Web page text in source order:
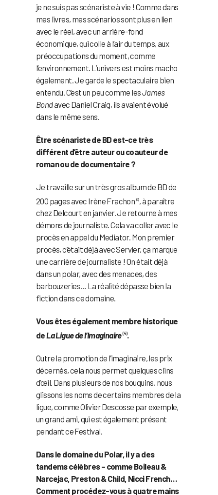
je ne suis pas scénariste à vie ! Comme dans
mes livres, mes scénarios sont plus en lien
avec le réel, avec un arrière-fond
économique, qui colle à l’air du temps, aux
préoccupations du moment, comme
l’environnement. L’univers est moins macho
également. Je garde le spectaculaire bien
entendu. C’est un peu comme lesJames
Bondavec Daniel Craig, ils avaient évolué
dans le même sens.
Être scénariste de BD est-ce très
différent d’être auteur ou coauteur de
roman ou de documentaire ?
Je travaille sur un très gros album de BD de
200 pages avec Irène Frachon (3), à paraître
chez Delcourt en janvier. Je retourne à mes
démons de journaliste. Cela va coller avec le
procès en appel du Mediator. Mon premier
procès, c’était déjà avec Servier, ça marque
une carrière de journaliste ! On était déjà
dans un polar, avec des menaces, des
barbouzeries… La réalité dépasse bien la
fiction dans ce domaine.
Vous êtes également membre historique
deLa Ligue de l’Imaginaire (4).
Outre la promotion de l’imaginaire, les prix
décernés, cela nous permet quelques clins
d’œil. Dans plusieurs de nos bouquins, nous
glissons les noms de certains membres de la
ligue, comme Olivier Descosse par exemple,
un grand ami, qui est également présent
pendant ce Festival.
Dans le domaine du Polar, il y a des
tandems célèbres – comme Boileau &
Narcejac, Preston & Child, Nicci French…
Comment procédez-vous à quatre mains